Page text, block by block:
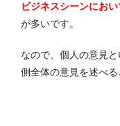
ビジネスシーンにお
が多いです。
なので、個人の意見
側全体の意見を述べる